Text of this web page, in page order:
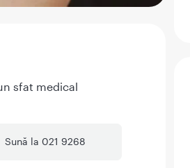
sfat medical
Sună la 021 9268